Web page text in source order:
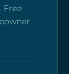
Free